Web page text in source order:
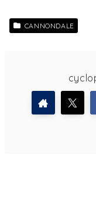
CANNONDALE